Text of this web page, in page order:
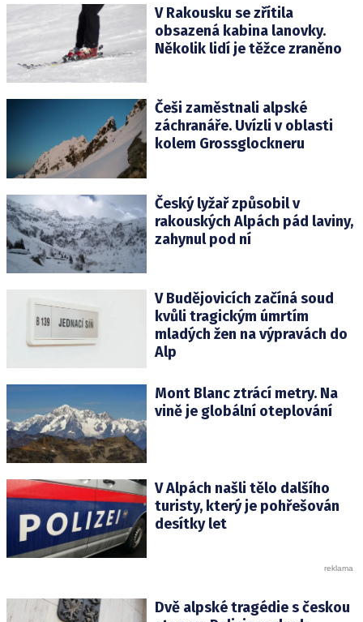
V Rakousku se zřítila
obsazená kabina lanovky.
Několik lidí je těžce zraněno
Češi zaměstnali alpské
záchranáře. Uvízli v oblasti
kolem Grossglockneru
Český lyžař způsobil v
rakouských Alpách pád laviny,
zahynul pod ní
V Budějovicích začíná soud
kvůli tragickým úmrtím
mladých žen na výpravách do
Alp
Mont Blanc ztrácí metry. Na
vině je globální oteplování
V Alpách našli tělo dalšího
turisty, který je pohřešován
desítky let
Dvě alpské tragédie s českou